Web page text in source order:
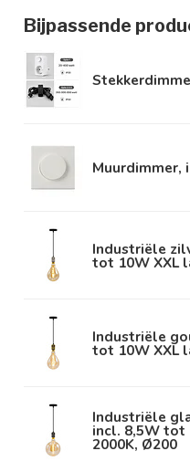
Bijpassende
Muurdimmer,
Industriële
tot 10W XXL
Industriële
tot 10W XXL
Industriële
incl. 8,5W tot
2000K, Ø200